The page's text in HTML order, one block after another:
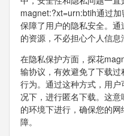
magnet:?xt=urn:btih通过
保障了用户的隐私安全。
的资源，不必担心个人信息
在隐私保护方面，探花
输协议，有效避免了下载
行为。通过这种方式，用
况下，进行匿名下载。这
的环境下进行，确保您的
障。